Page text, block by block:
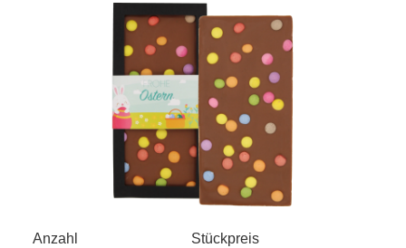
Bildergalerie überspringen
Anzahl Stückpreis